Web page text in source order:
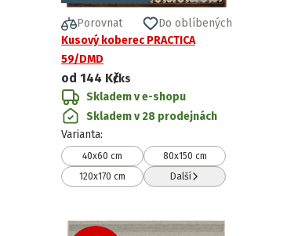
Porovnat
Do oblíbených
Kusový koberec PRACTICA
59/DMD
od 144 Kč/ks
Skladem v e-shopu
Skladem v 28 prodejnách
Varianta:
40x60 cm
80x150 cm
120x170 cm
Další